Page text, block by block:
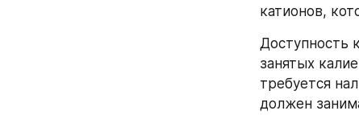
катионов,
Доступность
занятых
требуется
должен